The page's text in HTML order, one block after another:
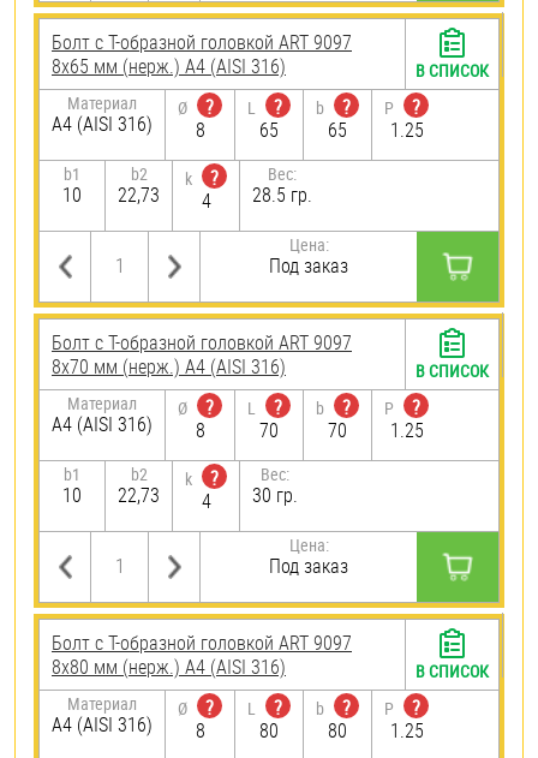
Болт с Т-образной головкой ART 9097
8х65 мм (нерж.) A4 (AISI 316)
Материал
A4 (AISI 316)
Ø
?
8
L
?
65
b
?
65
P
?
1.25
b1
10
b2
22,73
k
?
4
Вес:
28.5 гр.
Цена:
Под заказ
В СПИСОК
Болт с Т-образной головкой ART 9097
8х70 мм (нерж.) A4 (AISI 316)
Материал
A4 (AISI 316)
Ø
?
8
L
?
70
b
?
70
P
?
1.25
b1
10
b2
22,73
k
?
4
Вес:
30 гр.
Цена:
Под заказ
В СПИСОК
Болт с Т-образной головкой ART 9097
8х80 мм (нерж.) A4 (AISI 316)
Материал
A4 (AISI 316)
Ø
?
8
L
?
80
b
?
80
P
?
1.25
В СПИСОК